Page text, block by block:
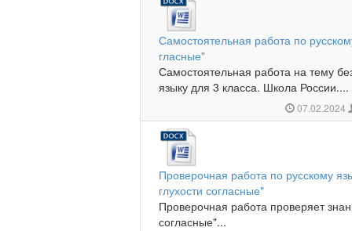
Самостоятельная работа по
гласные"
Самостоятельная работа на тему
языку для 3 класса. Школа России....
07.02.2024
Проверочная работа по русскому
глухости согласные"
Проверочная работа проверяет
согласные"...